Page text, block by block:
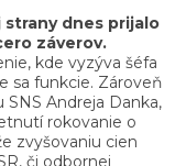
dnes prijalo
záverov.
kde vyzýva šéfa
sa funkcie. Zároveň
Andreja Danka,
rokovanie o
zvyšovaniu cien
či odbornej